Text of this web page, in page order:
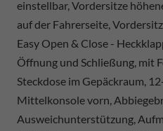
einstellbar, Vordersitze
auf der Fahrerseite,
Easy Open & Close -
Öffnung und Schließung, mit
Steckdose im Gepäckraum,
Mittelkonsole vorn,
Ausweichunterstützung,